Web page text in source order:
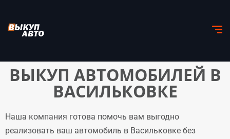
ВЫКУП АВТОМОБИЛЕЙ В
ВАСИЛЬКОВКЕ
Наша компания готова помочь вам выгодно
реализовать ваш автомобиль в Васильковке без